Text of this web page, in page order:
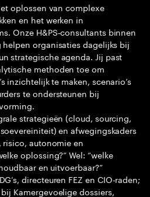
oplossen van complexe
en het werken in
Onze H&PS‑consultants binnen
organisaties dagelijks bij
strategische agenda. Jij past
methoden toe om
inzichtelijk te maken, scenario’s
te ondersteunen bij
strategieën (cloud, sourcing,
en afwegingskaders
autonomie en
oplossing?” Wel: “welke
en uitvoerbaar?”
directeuren FEZ en CIO-raden;
Kamergevoelige dossiers,